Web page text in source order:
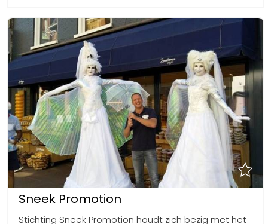
Sneek Promotion
Stichting Sneek Promotion houdt zich bezig met het